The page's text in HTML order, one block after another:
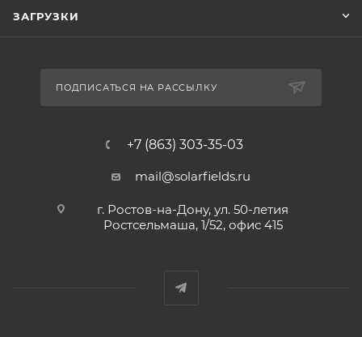
ЗАГРУЗКИ
ПОДПИСАТЬСЯ НА РАССЫЛКУ
+7 (863) 303-35-03
mail@solarfields.ru
г. Ростов-на-Дону, ул. 50-летия
Ростсельмаша, 1/52, офис 415